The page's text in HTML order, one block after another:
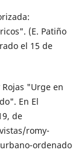
(E. Patiño
el 15 de
Rojas "Urge en
En El
de
romy-
ordenado